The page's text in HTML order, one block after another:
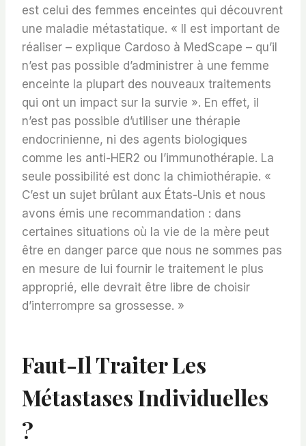
est celui des femmes enceintes qui découvrent
une maladie métastatique. « Il est important de
réaliser – explique Cardoso à MedScape – qu’il
n’est pas possible d’administrer à une femme
enceinte la plupart des nouveaux traitements
qui ont un impact sur la survie ». En effet, il
n’est pas possible d’utiliser une thérapie
endocrinienne, ni des agents biologiques
comme les anti-HER2 ou l’immunothérapie. La
seule possibilité est donc la chimiothérapie. «
C’est un sujet brûlant aux États-Unis et nous
avons émis une recommandation : dans
certaines situations où la vie de la mère peut
être en danger parce que nous ne sommes pas
en mesure de lui fournir le traitement le plus
approprié, elle devrait être libre de choisir
d’interrompre sa grossesse. »
Faut-Il Traiter Les
Métastases Individuelles
?